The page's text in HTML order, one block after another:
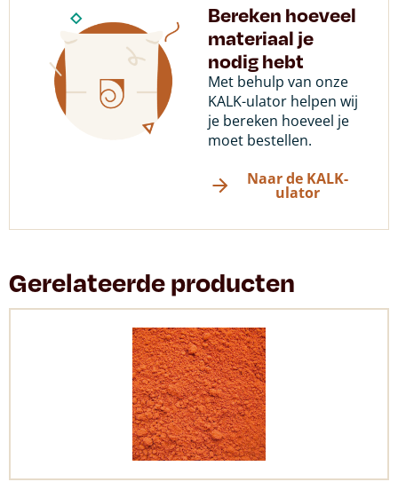
Bereken hoeveel
materiaal je
nodig hebt
Met behulp van onze
KALK-ulator helpen wij
je bereken hoeveel je
moet bestellen.
Naar de KALK-
ulator
Gerelateerde producten